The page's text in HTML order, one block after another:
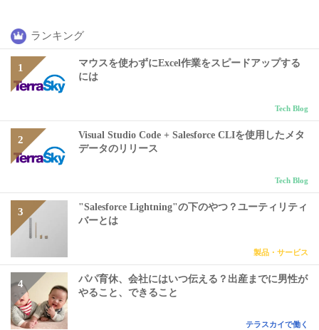
ランキング
マウスを使わずにExcel作業をスピードアップする
には
Tech Blog
Visual Studio Code + Salesforce CLIを使用したメタ
データのリリース
Tech Blog
"Salesforce Lightning"の下のやつ？ユーティリティ
バーとは
製品・サービス
パパ育休、会社にはいつ伝える？出産までに男性が
やること、できること
テラスカイで働く